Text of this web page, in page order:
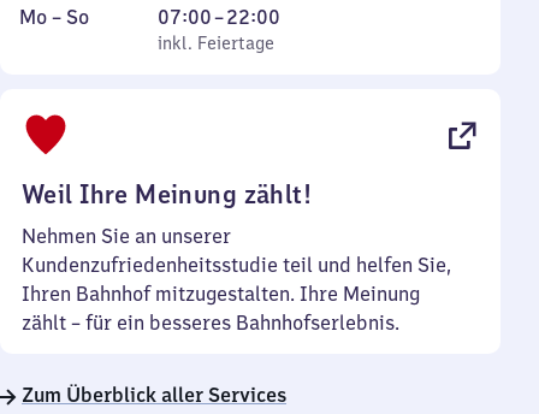
Montag
Mo – So,
inkl. Feiertage
07:00–22:00
Von
7
inkl. Feiertage
Weil Ihre Meinung zählt!
Nehmen Sie an unserer
Kundenzufriedenheitsstudie teil und helfen Sie,
Ihren Bahnhof mitzugestalten. Ihre Meinung
zählt – für ein besseres Bahnhofserlebnis.
Zum Überblick aller Services